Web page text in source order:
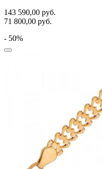
143 590,00 руб.
71 800,00 руб.
- 50%